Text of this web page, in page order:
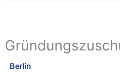
Berlin